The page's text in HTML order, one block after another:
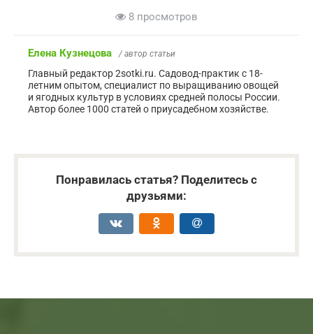
8 просмотров
Елена Кузнецова / автор статьи
Главный редактор 2sotki.ru. Садовод-практик с 18-
летним опытом, специалист по выращиванию овощей
и ягодных культур в условиях средней полосы России.
Автор более 1000 статей о приусадебном хозяйстве.
Понравилась статья? Поделитесь с
друзьями: